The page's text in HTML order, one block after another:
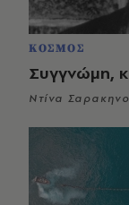
ΚΟΣΜΟΣ
Συγγνώμη,
Ντίνα